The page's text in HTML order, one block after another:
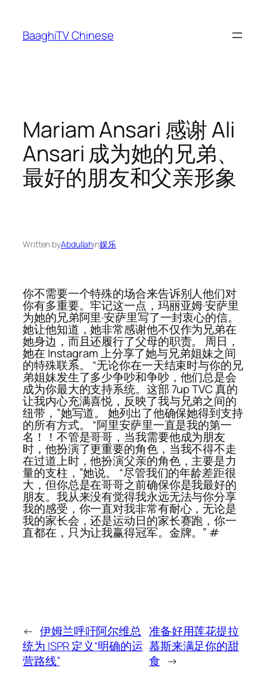
content
BaaghiTV Chinese
Mariam Ansari 感谢 Ali
Ansari 成为她的兄弟、
最好的朋友和父亲形象
Written byAbdullahin娱乐
你不需要一个特殊的场合来告诉别人他们对
你有多重要。牢记这一点，玛丽亚姆·安萨里
为她的兄弟阿里·安萨里写了一封衷心的信。
她让他知道，她非常感谢他不仅作为兄弟在
她身边，而且还履行了父母的职责。 周日，
她在 Instagram 上分享了她与兄弟姐妹之间
的特殊联系。 “无论你在一天结束时与你的兄
弟姐妹发生了多少争吵和争吵，他们总是会
成为你最大的支持系统。这部 7up TVC 真的
让我内心充满喜悦，反映了我与兄弟之间的
纽带，”她写道。 她列出了他确保她得到支持
的所有方式。 “阿里安萨里一直是我的第一
名！！不管是哥哥，当我需要他成为朋友
时，他扮演了更重要的角色，当我不得不走
在过道上时，他扮演父亲的角色，主要是力
量的支柱，”她说。 “尽管我们的年龄差距很
大，但你总是在哥哥之前确保你是我最好的
朋友。我从来没有觉得我永远无法与你分享
我的感受，你一直对我非常有耐心，无论是
我的家长会，还是运动日的家长赛跑，你一
直都在，只为让我赢得冠军。金牌。” #
← 伊姆兰呼吁阿尔维总
统为 ISPR 定义“明确的运
营路线”
准备好用莲花提拉
慕斯来满足你的甜
食 →